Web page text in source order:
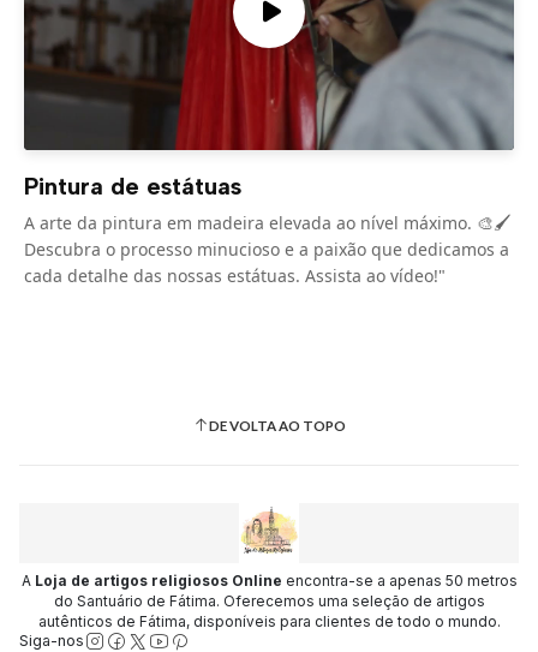
Pintura de estátuas
A arte da pintura em madeira elevada ao nível máximo. 🎨🖌️
Descubra o processo minucioso e a paixão que dedicamos a
cada detalhe das nossas estátuas. Assista ao vídeo!"
DE VOLTA AO TOPO
A Loja de artigos religiosos Online encontra-se a apenas 50 metros
do Santuário de Fátima. Oferecemos uma seleção de artigos
autênticos de Fátima, disponíveis para clientes de todo o mundo.
Siga-nos